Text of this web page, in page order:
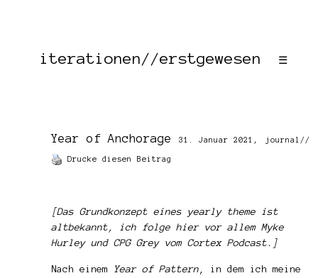
iterationen//erstgewesen ☰
Year of Anchorage 31. Januar 2021, journal //
Drucke diesen Beitrag
[Das Grundkonzept eines yearly theme ist
altbekannt, ich folge hier vor allem Myke
Hurley und CPG Grey vom Cortex Podcast.]
Nach einem Year of Pattern , in dem ich meine